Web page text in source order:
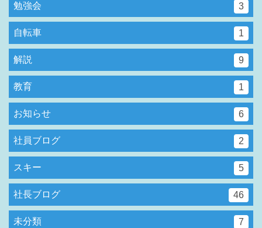
勉強会 3
自転車 1
解説 9
教育 1
お知らせ 6
社員ブログ 2
スキー 5
社長ブログ 46
未分類 7